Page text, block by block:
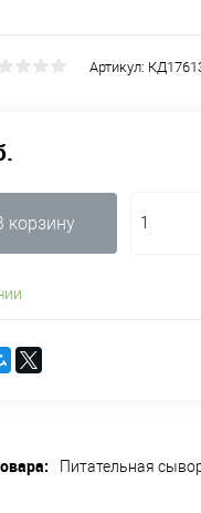
Артикул:
корзину
Питательная